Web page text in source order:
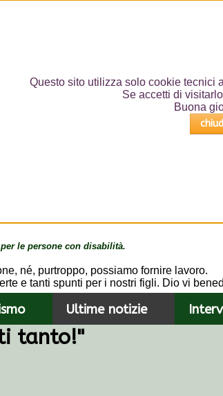
Questo sito utilizza solo cookie tecnici
Se accetti di
Buona
le persone con disabilità.
né, purtroppo, possiamo fornire lavoro.
e tanti spunti per i nostri figli. Dio vi
Ultime notizie
tanto!"